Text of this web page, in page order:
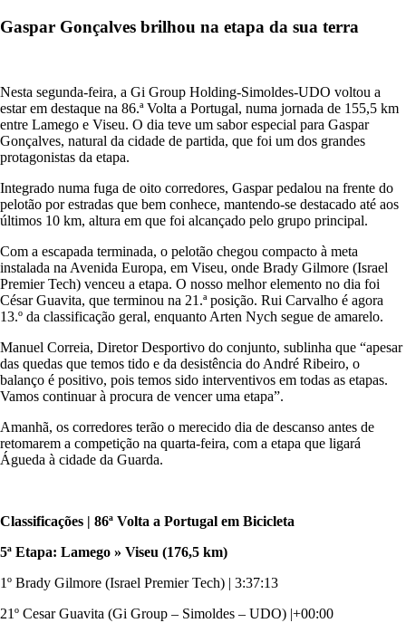
Gaspar Gonçalves brilhou na etapa da sua terra
Nesta segunda-feira, a Gi Group Holding-Simoldes-UDO voltou a
estar em destaque na 86.ª Volta a Portugal, numa jornada de 155,5 km
entre Lamego e Viseu. O dia teve um sabor especial para Gaspar
Gonçalves, natural da cidade de partida, que foi um dos grandes
protagonistas da etapa.
Integrado numa fuga de oito corredores, Gaspar pedalou na frente do
pelotão por estradas que bem conhece, mantendo-se destacado até aos
últimos 10 km, altura em que foi alcançado pelo grupo principal.
Com a escapada terminada, o pelotão chegou compacto à meta
instalada na Avenida Europa, em Viseu, onde Brady Gilmore (Israel
Premier Tech) venceu a etapa. O nosso melhor elemento no dia foi
César Guavita, que terminou na 21.ª posição. Rui Carvalho é agora
13.º da classificação geral, enquanto Arten Nych segue de amarelo.
Manuel Correia, Diretor Desportivo do conjunto, sublinha que “apesar
das quedas que temos tido e da desistência do André Ribeiro, o
balanço é positivo, pois temos sido interventivos em todas as etapas.
Vamos continuar à procura de vencer uma etapa”.
Amanhã, os corredores terão o merecido dia de descanso antes de
retomarem a competição na quarta-feira, com a etapa que ligará
Águeda à cidade da Guarda.
Classificações | 86ª Volta a Portugal em Bicicleta
5ª Etapa: Lamego » Viseu (176,5 km)
1º Brady Gilmore (Israel Premier Tech) | 3:37:13
21º Cesar Guavita (Gi Group – Simoldes – UDO) |+00:00